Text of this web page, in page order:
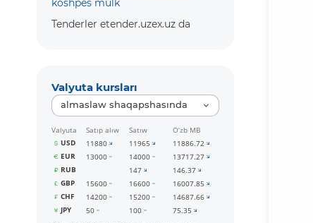
kóshpes múlk
Tenderler etender.uzex.uz da
Valyuta kursları
almaslaw shaqapshasında
Valyuta Satıp alıw Satıw
O‘zb MB
USD
11880 11965
11886.72
EUR
13000 14000
13717.27
RUB
147
146.37
GBP
15600 16600
16007.85
CHF
14200 15200
14687.66
JPY
50 100 75.35